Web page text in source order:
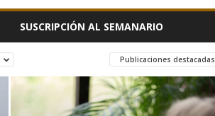
SUSCRIPCIÓN AL SEMANARIO
Publicaciones destacadas